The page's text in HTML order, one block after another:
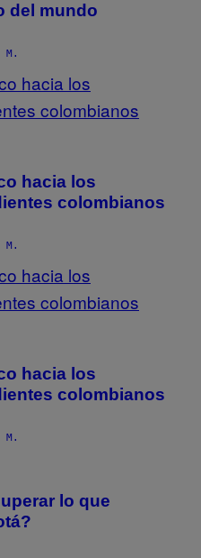
del mundo
M.
hacia los
colombianos
M.
hacia los
colombianos
M.
lo que